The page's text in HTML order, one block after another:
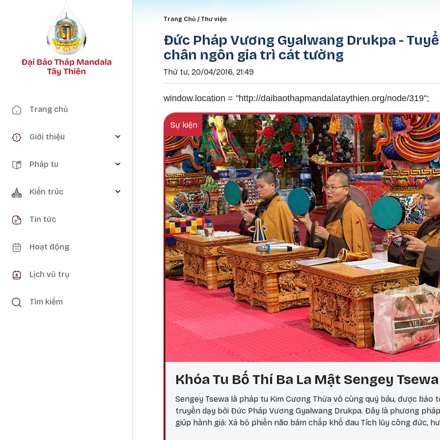
Main navigation
Trang chủ
Giới thiệu
Pháp tu
Kiến trúc
Tin tức
Hoạt động
Lịch vũ trụ
Tìm kiếm
Breadcrumb
Trang Chủ Thư viện
Đức Pháp Vương Gyalwang Drukpa -
chân ngôn gia trì cát tường
Thứ tư, 20/04/2016, 21:49
window.location = "http://daibaothapmandalataythien.org/node/319";
Sự kiện
Khóa Tu Bố Thí Ba La Mật Sengey Tsewa
Sengey Tsewa là pháp tu Kim Cương Thừa vô cùng quý báu, được bảo
truyền dạy bởi Đức Pháp Vương Gyalwang Drukpa. Đây là phương
giúp hành giả: Xả bỏ phiền não bám chấp khổ đau Tích lũy công đức,